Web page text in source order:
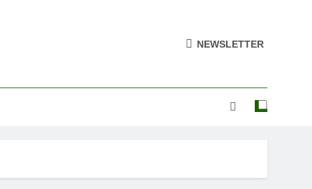
NEWSLETTER